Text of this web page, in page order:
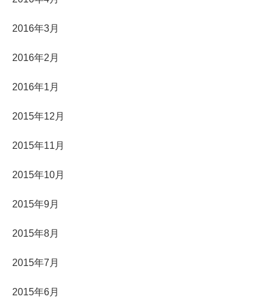
2016年3月
2016年2月
2016年1月
2015年12月
2015年11月
2015年10月
2015年9月
2015年8月
2015年7月
2015年6月